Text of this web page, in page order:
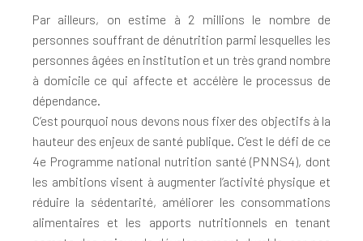
Par ailleurs, on estime à 2 millions le nombre de
personnes souffrant de dénutrition parmi lesquelles les
personnes âgées en institution et un très grand nombre
à domicile ce qui affecte et accélère le processus de
dépendance.
C’est pourquoi nous devons nous fixer des objectifs à la
hauteur des enjeux de santé publique. C’est le défi de ce
4e Programme national nutrition santé (PNNS4), dont
les ambitions visent à augmenter l’activité physique et
réduire la sédentarité, améliorer les consommations
alimentaires et les apports nutritionnels en tenant